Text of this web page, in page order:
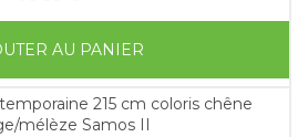
AU PANIER
215 cm coloris chêne
mélèze Samos II